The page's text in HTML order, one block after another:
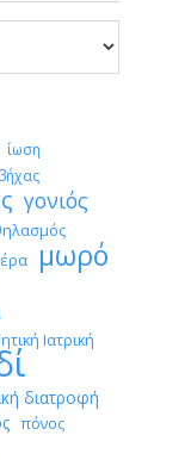
ίωση
βήχας
γονιός
μωρό
Ιατρική
διατροφή
πόνος